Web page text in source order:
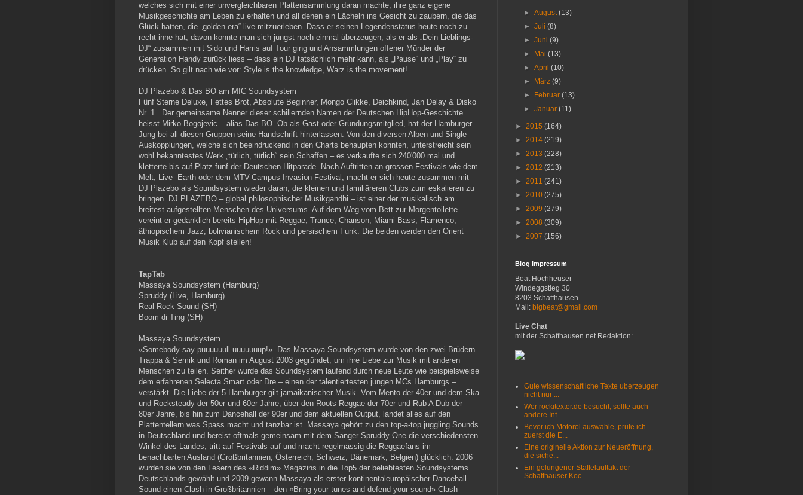
welches sich mit einer unvergleichbaren Plattensammlung daran machte, ihre ganz eigene
Musikgeschichte am Leben zu erhalten und all denen ein Lächeln ins Gesicht zu zaubern, die das
Glück hatten, die „golden era“ live mitzuerleben. Dass er seinen Legendenstatus heute noch zu
recht inne hat, davon konnte man sich jüngst noch einmal überzeugen, als er als „Dein Lieblings-
DJ“ zusammen mit Sido und Harris auf Tour ging und Ansammlungen offener Münder der
Generation Handy zurück liess – dass ein DJ tatsächlich mehr kann, als „Pause“ und „Play“ zu
drücken. So gilt nach wie vor: Style is the knowledge, Warz is the movement!
DJ Plazebo & Das BO am MIC Soundsystem
Fünf Sterne Deluxe, Fettes Brot, Absolute Beginner, Mongo Clikke, Deichkind, Jan Delay & Disko
Nr. 1.. Der gemeinsame Nenner dieser schillernden Namen der Deutschen HipHop-Geschichte
heisst Mirko Bogojevic – alias Das BO. Ob als Gast oder Gründungsmitglied, hat der Hamburger
Jung bei all diesen Gruppen seine Handschrift hinterlassen. Von den diversen Alben und Single
Auskopplungen, welche sich beeindruckend in den Charts behaupten konnten, unterstreicht sein
wohl bekanntestes Werk „türlich, türlich“ sein Schaffen – es verkaufte sich 240'000 mal und
kletterte bis auf Platz fünf der Deutschen Hitparade. Nach Auftritten an grossen Festivals wie dem
Melt, Live- Earth oder dem MTV-Campus-Invasion-Festival, macht er sich heute zusammen mit
DJ Plazebo als Soundsystem wieder daran, die kleinen und familiäreren Clubs zum eskalieren zu
bringen. DJ PLAZEBO – global philosophischer Musikgandhi – ist einer der musikalisch am
breitest aufgestellten Menschen des Universums. Auf dem Weg vom Bett zur Morgentoilette
vereint er gedanklich bereits HipHop mit Reggae, Trance, Chanson, Miami Bass, Flamenco,
äthiopischem Jazz, bolivianischem Rock und persischem Funk. Die beiden werden den Orient
Musik Klub auf den Kopf stellen!
TapTab
Massaya Soundsystem (Hamburg)
Spruddy (Live, Hamburg)
Real Rock Sound (SH)
Boom di Ting (SH)
Massaya Soundsystem
«Somebody say puuuuuull uuuuuuup!». Das Massaya Soundsystem wurde von den zwei Brüdern
Trappa & Semik und Roman im August 2003 gegründet, um ihre Liebe zur Musik mit anderen
Menschen zu teilen. Seither wurde das Soundsystem laufend durch neue Leute wie beispielsweise
dem erfahrenen Selecta Smart oder Dre – einen der talentiertesten jungen MCs Hamburgs –
verstärkt. Die Liebe der 5 Hamburger gilt jamaikanischer Musik. Vom Mento der 40er und dem Ska
und Rocksteady der 50er und 60er Jahre, über den Roots Reggae der 70er und Rub A Dub der
80er Jahre, bis hin zum Dancehall der 90er und dem aktuellen Output, landet alles auf den
Plattentellern was Spass macht und tanzbar ist. Massaya gehört zu den top-a-top juggling Sounds
in Deutschland und bereist oftmals gemeinsam mit dem Sänger Spruddy One die verschiedensten
Winkel des Landes, tritt auf Festivals auf und macht regelmässig die Reggaefans im
benachbarten Ausland (Großbritannien, Österreich, Schweiz, Dänemark, Belgien) glücklich. 2006
wurden sie von den Lesern des «Riddim» Magazins in die Top5 der beliebtesten Soundsystems
Deutschlands gewählt und 2009 gewann Massaya als erster kontinentaleuropäischer Dancehall
Sound einen Clash in Großbritannien – den «Bring your tunes and defend your sound» Clash
►August(13)
►Juli(8)
►Juni(9)
►
Mai(13)
►April(10)
►
März(9)
►
Februar(13)
►Januar(11)
► 2015 (164)
► 2014 (219)
► 2013 (228)
► 2012 (213)
► 2011 (241)
► 2010 (275)
► 2009 (279)
► 2008 (309)
► 2007 (156)
Blog Impressum
Beat Hochheuser
Windeggstieg 30
8203 Schaffhausen
Mail: bigbeat@gmail.com
Live Chat
mit der Schaffhausen.net Redaktion:
Gute wissenschaftliche Texte uberzeugen
nicht nur ...
Wer rockitexter.de besucht, sollte auch
andere Inf...
Bevor ich Motorol auswahle, prufe ich
zuerst die E...
Eine originelle Aktion zur Neueröffnung,
die siche...
Ein gelungener Staffelauftakt der
Schaffhauser Koc...